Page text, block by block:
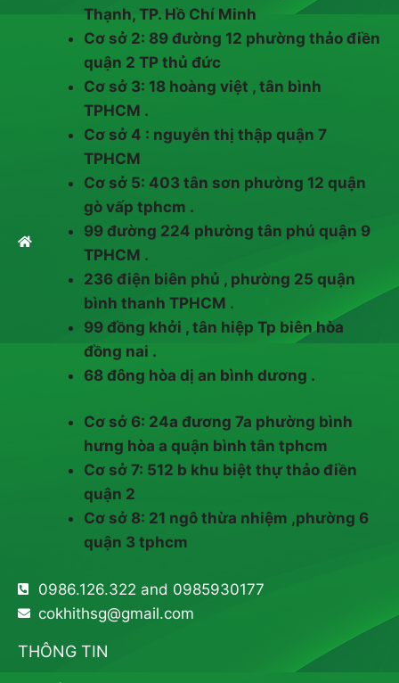
Thạnh, TP. Hồ Chí Minh
Cơ sở 2: 89 đường 12 phường thảo điền
quận 2 TP thủ đức
Cơ sở 3: 18 hoàng việt , tân bình
TPHCM .
Cơ sở 4 : nguyễn thị thập quận 7
TPHCM
Cơ sở 5: 403 tân sơn phường 12 quận
gò vấp tphcm .
99 đường 224 phường tân phú quận 9
TPHCM .
236 điện biên phủ , phường 25 quận
bình thanh TPHCM .
99 đồng khởi , tân hiệp Tp biên hòa
đồng nai .
68 đông hòa dị an bình dương .
Cơ sở 6: 24a đương 7a phường bình
hưng hòa a quận bình tân tphcm
Cơ sở 7: 512 b khu biệt thự thảo điền
quận 2
Cơ sở 8: 21 ngô thừa nhiệm ,phường 6
quận 3 tphcm
0986.126.322 and 0985930177
cokhithsg@gmail.com
THÔNG TIN